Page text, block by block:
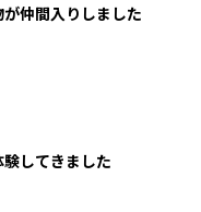
仲間入りしました
してきました